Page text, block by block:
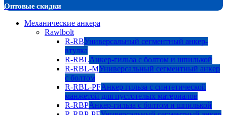
Оптовые скидки
Механические анкера
Rawlbolt
R-RBУниверсальный сегментный анкер-
втулка
R-RBLАнкер-гильза с болтом и шпилькой
R-RBL-MУниверсальный сегментный анкер
с болтом
R-RBL-PFАнкер гильза с синтетической
манжетой для пустотелых материалов
R-RBPАнкер-гильза с болтом и шпилькой